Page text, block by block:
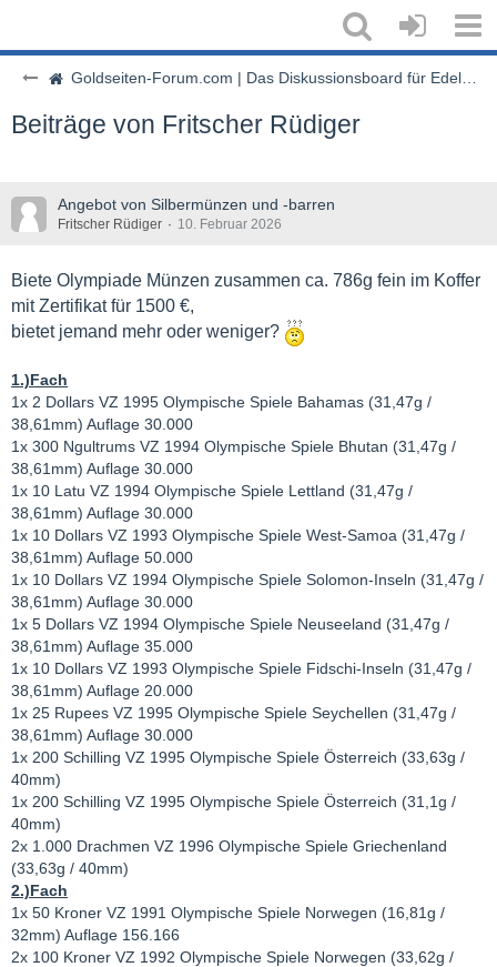
Goldseiten-Forum.com | Das Diskussionsboard für Edelmetalle & Rohstoffe
Beiträge von Fritscher Rüdiger
Angebot von Silbermünzen und -barren
Fritscher Rüdiger 10. Februar 2026
Biete Olympiade Münzen zusammen ca. 786g fein im Koffer
mit Zertifikat für 1500 €,
bietet jemand mehr oder weniger?
1.)Fach
1x 2 Dollars VZ 1995 Olympische Spiele Bahamas (31,47g /
38,61mm) Auflage 30.000
1x 300 Ngultrums VZ 1994 Olympische Spiele Bhutan (31,47g /
38,61mm) Auflage 30.000
1x 10 Latu VZ 1994 Olympische Spiele Lettland (31,47g /
38,61mm) Auflage 30.000
1x 10 Dollars VZ 1993 Olympische Spiele West-Samoa (31,47g /
38,61mm) Auflage 50.000
1x 10 Dollars VZ 1994 Olympische Spiele Solomon-Inseln (31,47g /
38,61mm) Auflage 30.000
1x 5 Dollars VZ 1994 Olympische Spiele Neuseeland (31,47g /
38,61mm) Auflage 35.000
1x 10 Dollars VZ 1993 Olympische Spiele Fidschi-Inseln (31,47g /
38,61mm) Auflage 20.000
1x 25 Rupees VZ 1995 Olympische Spiele Seychellen (31,47g /
38,61mm) Auflage 30.000
1x 200 Schilling VZ 1995 Olympische Spiele Österreich (33,63g /
40mm)
1x 200 Schilling VZ 1995 Olympische Spiele Österreich (31,1g /
40mm)
2x 1.000 Drachmen VZ 1996 Olympische Spiele Griechenland
(33,63g / 40mm)
2.)Fach
1x 50 Kroner VZ 1991 Olympische Spiele Norwegen (16,81g /
32mm) Auflage 156.166
2x 100 Kroner VZ 1992 Olympische Spiele Norwegen (33,62g /